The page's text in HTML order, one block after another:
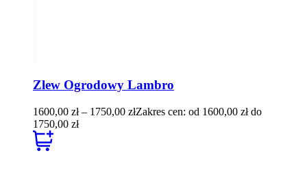
Zlew Ogrodowy Lambro
1600,00 zł – 1750,00 złZakres cen: od 1600,00 zł do
1750,00 zł